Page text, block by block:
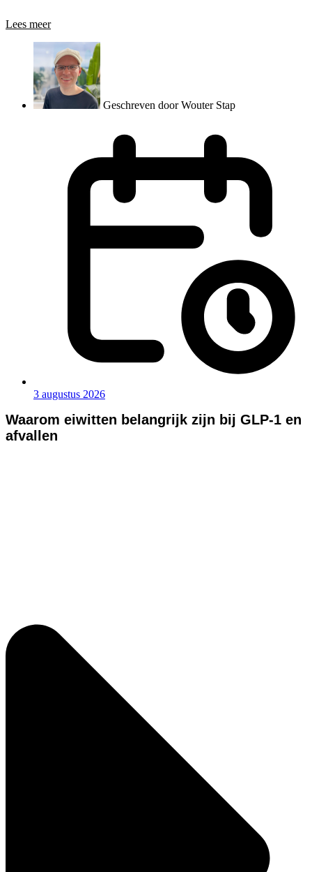
Lees meer
Geschreven doorWouter Stap
3 augustus 2026
Waarom eiwitten belangrijk zijn bij GLP-1 en
afvallen